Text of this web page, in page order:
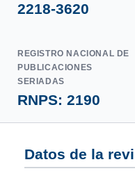
2218-3620
REGISTRO NACIONAL DE
PUBLICACIONES
SERIADAS
RNPS: 2190
Datos de la